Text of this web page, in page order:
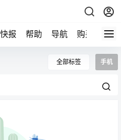
快报 帮助 导航 购买
全部标签 手机